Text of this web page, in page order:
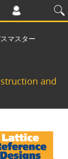
マスター
and